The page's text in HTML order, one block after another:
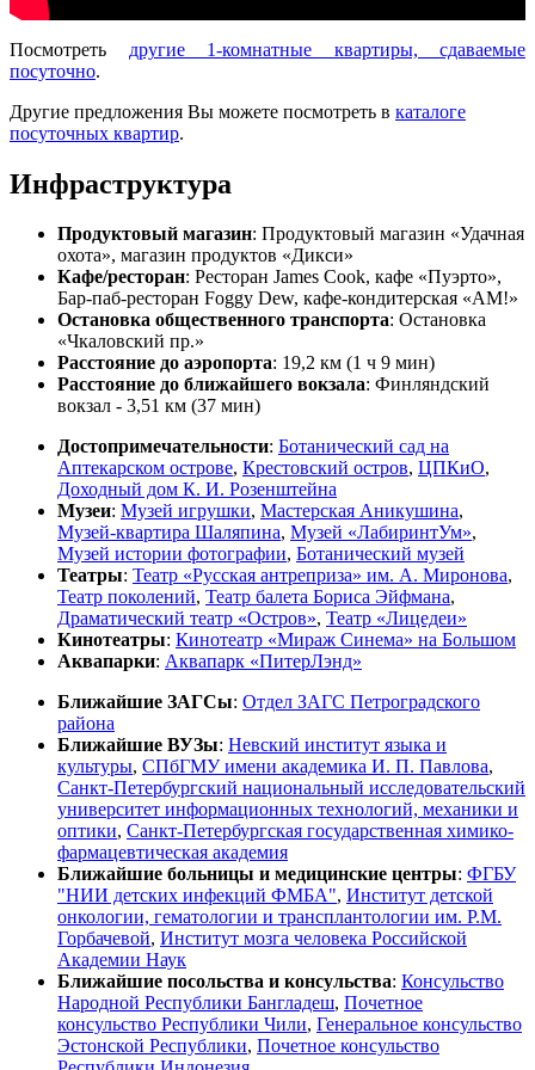
Посмотреть другие 1-комнатные квартиры, сдаваемые
посуточно.
Другие предложения Вы можете посмотреть в каталоге
посуточных квартир.
Инфраструктура
Продуктовый магазин: Продуктовый магазин «Удачная
охота», магазин продуктов «Дикси»
Кафе/ресторан: Ресторан James Cook, кафе «Пуэрто»,
Бар-паб-ресторан Foggy Dew, кафе-кондитерская «АМ!»
Остановка общественного транспорта: Остановка
«Чкаловский пр.»
Расстояние до аэропорта: 19,2 км (1 ч 9 мин)
Расстояние до ближайшего вокзала: Финляндский
вокзал - 3,51 км (37 мин)
Достопримечательности: Ботанический сад на
Аптекарском острове, Крестовский остров, ЦПКиО,
Доходный дом К. И. Розенштейна
Музеи: Музей игрушки, Мастерская Аникушина,
Музей-квартира Шаляпина, Музей «ЛабиринтУм»,
Музей истории фотографии, Ботанический музей
Театры: Театр «Русская антреприза» им. А. Миронова,
Театр поколений, Театр балета Бориса Эйфмана,
Драматический театр «Остров», Театр «Лицедеи»
Кинотеатры: Кинотеатр «Мираж Синема» на Большом
Аквапарки: Аквапарк «ПитерЛэнд»
Ближайшие ЗАГСы: Отдел ЗАГС Петроградского
района
Ближайшие ВУЗы: Невский институт языка и
культуры, СПбГМУ имени академика И. П. Павлова,
Санкт-Петербургский национальный исследовательский
университет информационных технологий, механики и
оптики, Санкт-Петербургская государственная химико-
фармацевтическая академия
Ближайшие больницы и медицинские центры: ФГБУ
"НИИ детских инфекций ФМБА", Институт детской
онкологии, гематологии и трансплантологии им. Р.М.
Горбачевой, Институт мозга человека Российской
Академии Наук
Ближайшие посольства и консульства: Консульство
Народной Республики Бангладеш, Почетное
консульство Республики Чили, Генеральное консульство
Эстонской Республики, Почетное консульство